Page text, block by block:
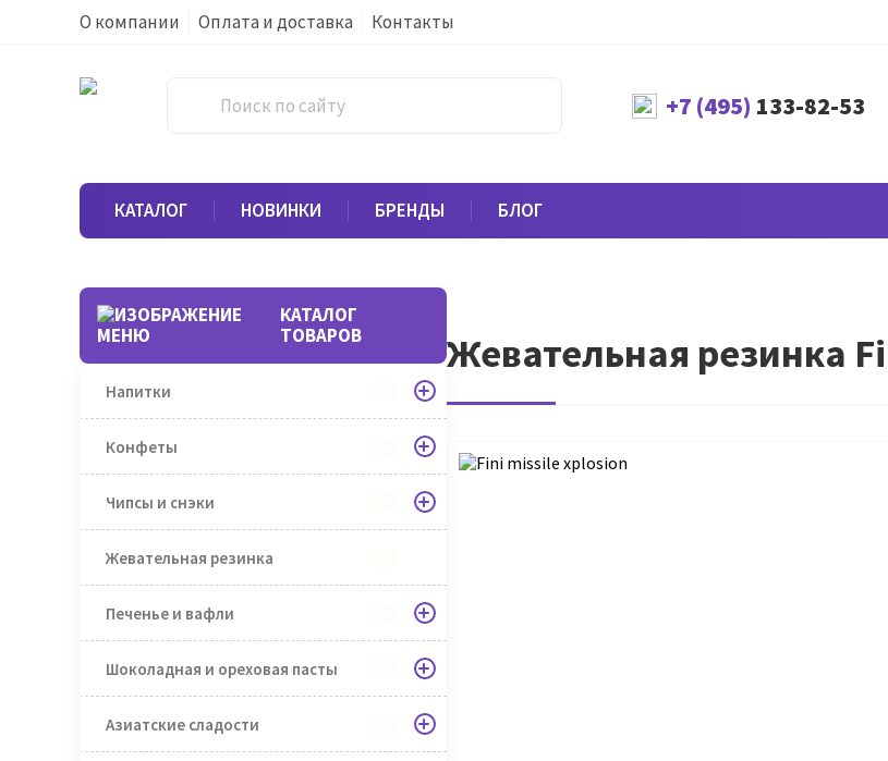
О компании Оплата и доставка Контакты
+7 (495) 133-82-53
КАТАЛОГ НОВИНКИ БРЕНДЫ БЛОГ
КАТАЛОГ
ТОВАРОВ
Напитки
Конфеты
Чипсы и снэки
Жевательная резинка
Печенье и вафли
Шоколадная и ореховая пасты
Азиатские сладости
Жевательная резинка